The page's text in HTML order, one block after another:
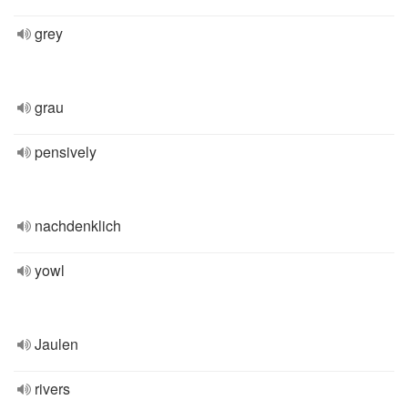
grey
grau
pensively
nachdenklich
yowl
Jaulen
rivers